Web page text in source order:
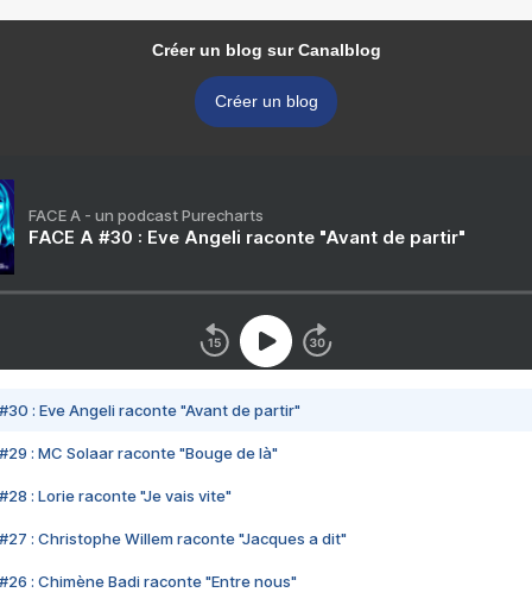
Créer un blog sur Canalblog
Créer un blog
FACE A - un podcast Purecharts
FACE A #30 : Eve Angeli raconte "Avant de partir"
#30 : Eve Angeli raconte "Avant de partir"
#29 : MC Solaar raconte "Bouge de là"
#28 : Lorie raconte "Je vais vite"
#27 : Christophe Willem raconte "Jacques a dit"
#26 : Chimène Badi raconte "Entre nous"